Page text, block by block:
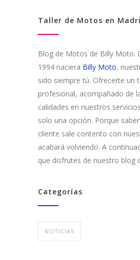
Taller de Motos en
Blog de Motos de Billy Moto.
1994 naciera Billy Moto,
sido siempre tú. Ofrecerte un
profesional, acompañado de
calidades en nuestros
solo una opción. Porque
cliente sale contento con
acabará volviendo. A
que disfrutes de nuestro blog
Categorías
NOTICIAS